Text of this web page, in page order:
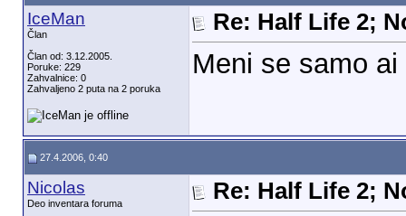
IceMan
Član
Član od: 3.12.2005.
Poruke: 229
Zahvalnice: 0
Zahvaljeno 2 puta na 2 poruka
Re: Half Life 2;
Meni se samo
27.4.2006, 0:40
Nicolas
Deo inventara foruma
Re: Half Life 2;